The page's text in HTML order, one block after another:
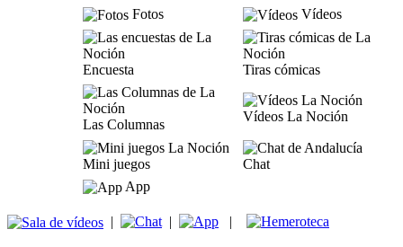
Fotos
Vídeos
Encuesta Tiras cómicas
Las Columnas
Vídeos La Noción
Mini juegos
Chat
App
| | |